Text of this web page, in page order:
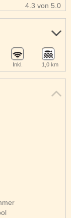
4.3 von 5.0
Inkl. 1,0 km